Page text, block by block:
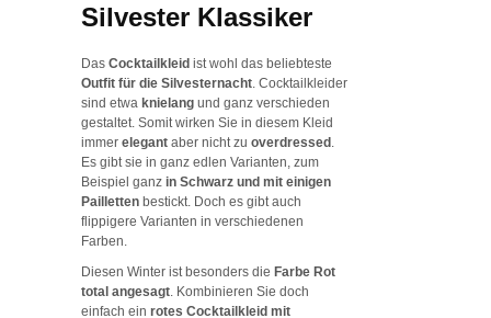
Silvester Klassiker
Das Cocktailkleid ist wohl das beliebteste
Outfit für die Silvesternacht . Cocktailkleider
sind etwa knielang und ganz verschieden
gestaltet. Somit wirken Sie in diesem Kleid
immer elegant aber nicht zu overdressed
Es gibt sie in ganz edlen Varianten, zum
Beispiel ganz in Schwarz und mit einigen
Pailletten bestickt. Doch es gibt auch
flippigere Varianten in verschiedenen
Farben.
Diesen Winter ist besonders die Farbe Rot
total angesagt . Kombinieren Sie doch
einfach ein rotes Cocktailkleid mit